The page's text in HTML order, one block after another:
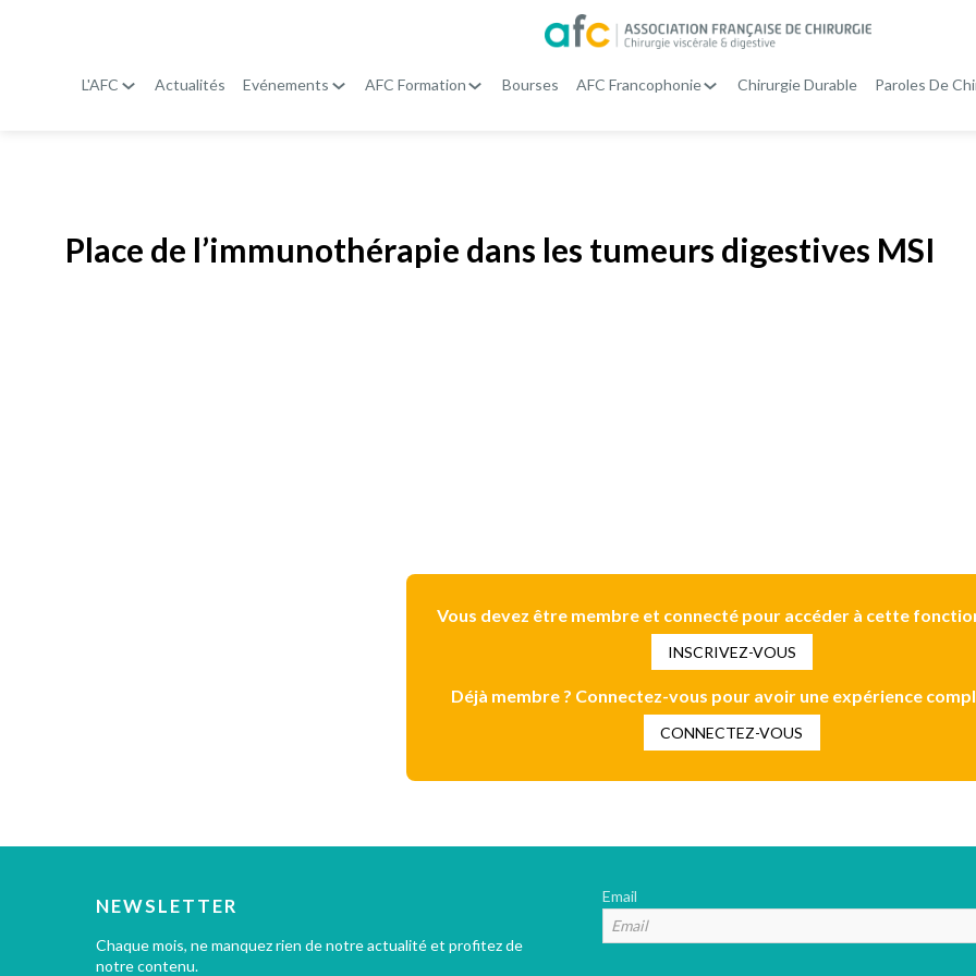
L'AFC Actualités Evénements AFC Formation Bourses AFC Francophonie Chirurgie Durable Paroles De
Place de l’immunothérapie dans les tumeurs digestives MSI
Vous devez être membre et connecté pour accéder à cette
INSCRIVEZ-VOUS
Déjà membre ? Connectez-vous pour avoir une expérience
CONNECTEZ-VOUS
NEWSLETTER
Chaque mois, ne manquez rien de notre actualité et profitez de
notre contenu.
Email